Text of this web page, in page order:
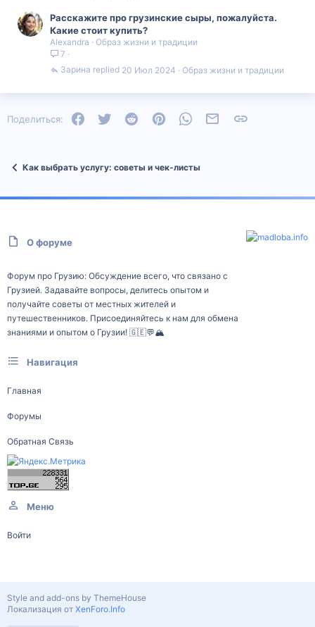
Расскажите про грузинские сыры, пожалуйста.
Какие стоит купить?
Alexandra
Образ жизни и традиции
7
Образ жизни и традиции
20 Июл 2024
Зарина
Поделиться: FacebookTwitter Reddit PinterestWhatsAppЭлектронная почта
Как выбрать услугу: советы и чек‑листы
О форуме
Форум про Грузию: Обсуждение всего, что связано с
Грузией. Задавайте вопросы, делитесь опытом и
получайте советы от местных жителей и
путешественников. Присоединяйтесь к нам для обмена
знаниями и опытом о Грузии! 🇬🇪💬🏔️
Навигация
Главная
Форумы
Обратная Связь
Меню
Войти
Style and add-ons by ThemeHouse
Локализация от XenForo.Info